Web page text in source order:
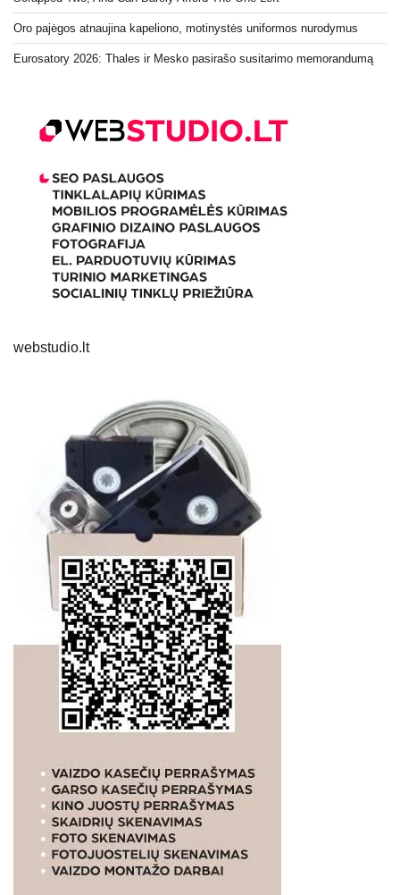
Oro pajėgos atnaujina kapeliono, motinystės uniformos nurodymus
Eurosatory 2026: Thales ir Mesko pasirašo susitarimo memorandumą
webstudio.lt